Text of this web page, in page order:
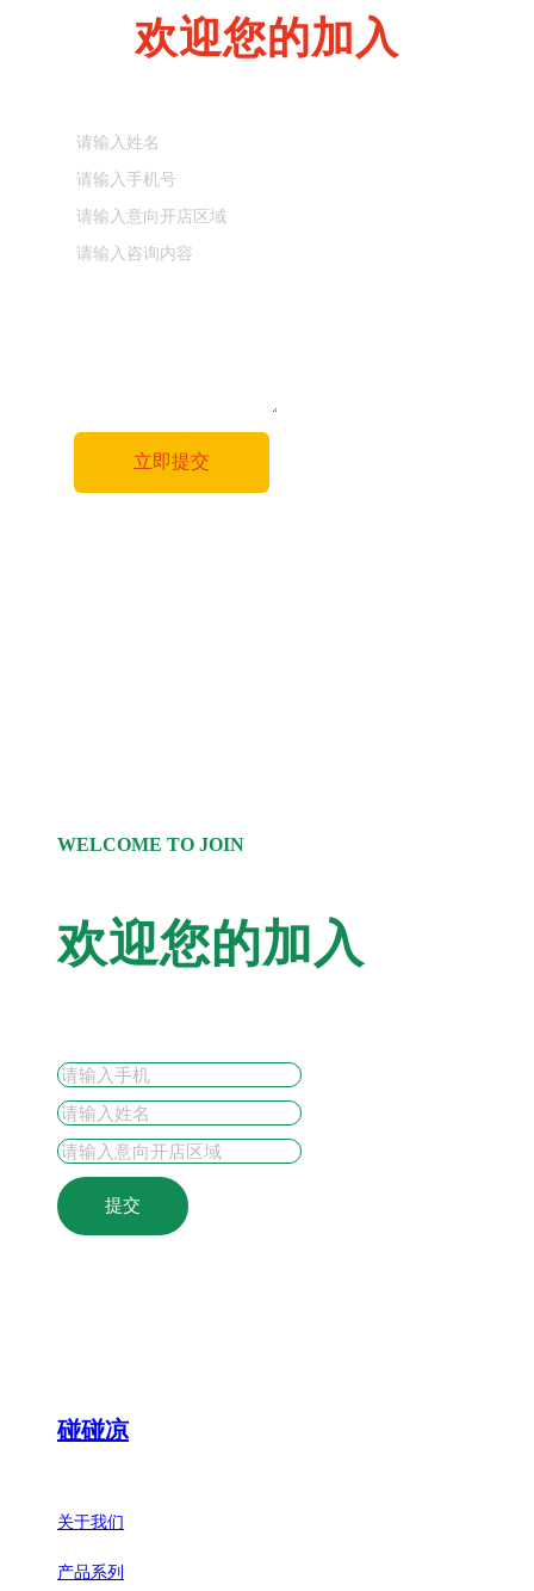
欢迎您的加入
立即提交
WELCOME TO JOIN
欢迎您的加入
提交
碰碰凉
关于我们
产品系列